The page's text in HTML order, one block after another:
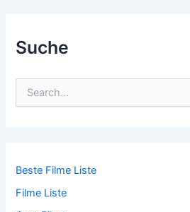
Suche
n
c
Beste Filme Liste
Filme Liste